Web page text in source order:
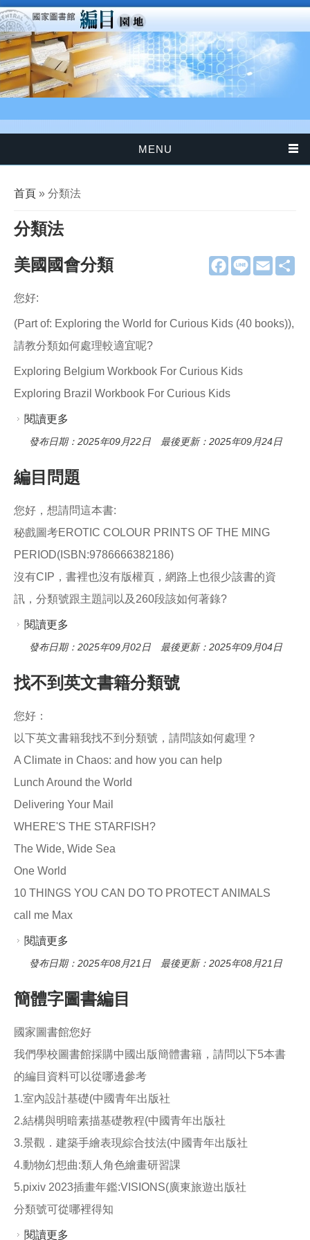
移至主內容
MENU
您在這裡
首頁 » 分類法
分類法
F
a
o
L
E
m
美國國會分類
您好:
(Part of: Exploring the World for Curious Kids (40 books)),
請教分類如何處理較適宜呢?
Exploring Belgium Workbook For Curious Kids
Exploring Brazil Workbook For Curious Kids
閱讀更多
發布日期：2025年09月22日 最後更新：2025年09月24日
編目問題
您好，想請問這本書:
秘戲圖考EROTIC COLOUR PRINTS OF THE MING
PERIOD(ISBN:9786666382186)
沒有CIP，書裡也沒有版權頁，網路上也很少該書的資
訊，分類號跟主題詞以及260段該如何著錄?
閱讀更多
發布日期：2025年09月02日 最後更新：2025年09月04日
找不到英文書籍分類號
您好：
以下英文書籍我找不到分類號，請問該如何處理？
A Climate in Chaos: and how you can help
Lunch Around the World
Delivering Your Mail
WHERE'S THE STARFISH?
The Wide, Wide Sea
One World
10 THINGS YOU CAN DO TO PROTECT ANIMALS
call me Max
閱讀更多
發布日期：2025年08月21日 最後更新：2025年08月21日
簡體字圖書編目
國家圖書館您好
我們學校圖書館採購中國出版簡體書籍，請問以下5本書
的編目資料可以從哪邊參考
1.室內設計基礎(中國青年出版社
2.結構與明暗素描基礎教程(中國青年出版社
3.景觀．建築手繪表現綜合技法(中國青年出版社
4.動物幻想曲:類人角色繪畫研習課
5.pixiv 2023插畫年鑑:VISIONS(廣東旅遊出版社
分類號可從哪裡得知
閱讀更多